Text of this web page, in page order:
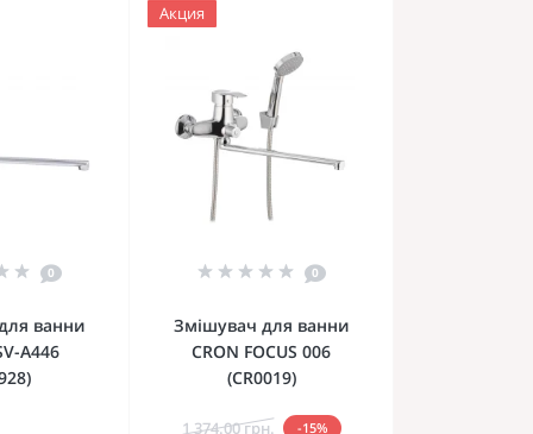
0
ванни
A446
Акция
0
Змішувач для ванни
CRON FOCUS 006
(CR0019)
1 374.00 грн. -15%